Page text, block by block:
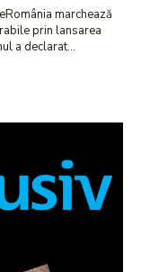
marchează
prin lansarea
a declarat...